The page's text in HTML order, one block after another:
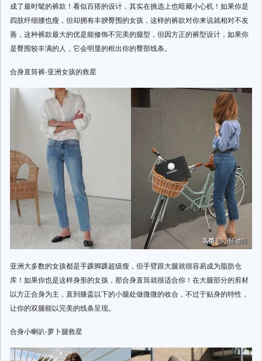
成了最时髦的裤款！看似百搭的设计，其实在挑选上也暗藏小心机！如果你是
四肢纤细腰也瘦，但却拥有丰腴臀围的女孩，这样的裤款对你来说就相对不友
善，这种裤款最大的优是能修饰不完美的腿型，但因方正的裤型设计，如果你
是臀围较丰满的人，它会明显的框出你的臀部线条。
合身直筒裤-亚洲女孩的救星
亚洲大多数的女孩都是手踝脚踝超级瘦，但手臂跟大腿就很容易成为脂肪仓
库！如果你也是这样身形的女孩，那合身直筒就很适合你！在大腿部分的剪材
以方正合身为主，直到膝盖以下的小腿处做微微的收合，不过于贴身的特性，
让你的双腿能以完美的线条呈现。
合身小喇叭-萝卜腿救星